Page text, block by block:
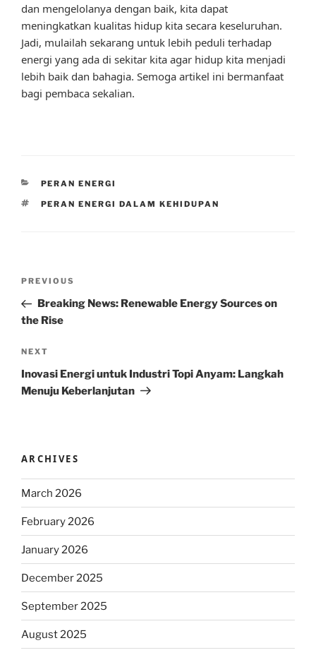
dan mengelolanya dengan baik, kita dapat
meningkatkan kualitas hidup kita secara keseluruhan.
Jadi, mulailah sekarang untuk lebih peduli terhadap
energi yang ada di sekitar kita agar hidup kita menjadi
lebih baik dan bahagia. Semoga artikel ini bermanfaat
bagi pembaca sekalian.
CATEGORIES
PERAN ENERGI
TAGS
PERAN ENERGI DALAM KEHIDUPAN
Previous
Post
PREVIOUS
Breaking News: Renewable Energy Sources on
the Rise
Next
Post
NEXT
Inovasi Energi untuk Industri Topi Anyam: Langkah
Menuju Keberlanjutan
ARCHIVES
March 2026
February 2026
January 2026
December 2025
September 2025
August 2025